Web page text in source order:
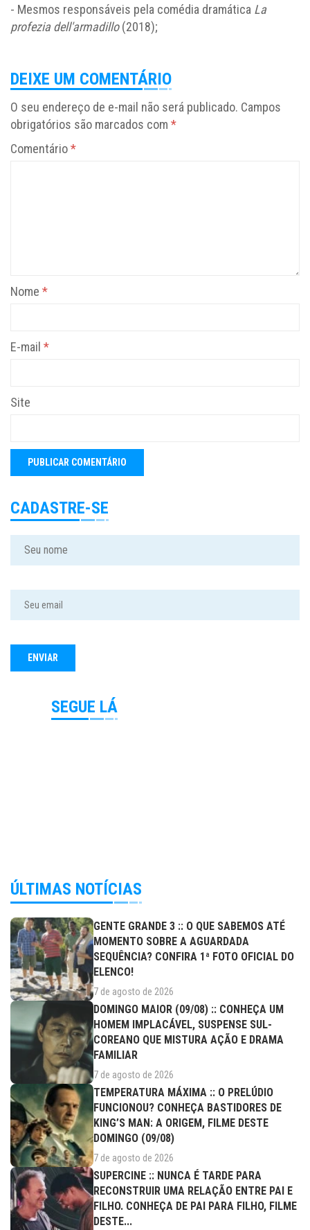
- Mesmos responsáveis pela comédia dramática La
profezia dell'armadillo(2018);
DEIXE UM COMENTÁRIO
O seu endereço de e-mail não será publicado. Campos
obrigatórios são marcados com *
Comentário*
Nome *
E-mail *
Site
CADASTRE-SE
SEGUE LÁ
ÚLTIMAS NOTÍCIAS
GENTE GRANDE 3 :: O QUE SABEMOS ATÉ
MOMENTO SOBRE A AGUARDADA
SEQUÊNCIA? CONFIRA 1ª FOTO OFICIAL DO
ELENCO!
7 de agosto de 2026
DOMINGO MAIOR (09/08) :: CONHEÇA UM
HOMEM IMPLACÁVEL, SUSPENSE SUL-
COREANO QUE MISTURA AÇÃO E DRAMA
FAMILIAR
7 de agosto de 2026
TEMPERATURA MÁXIMA :: O PRELÚDIO
FUNCIONOU? CONHEÇA BASTIDORES DE
KING’S MAN: A ORIGEM, FILME DESTE
DOMINGO (09/08)
7 de agosto de 2026
SUPERCINE :: NUNCA É TARDE PARA
RECONSTRUIR UMA RELAÇÃO ENTRE PAI E
FILHO. CONHEÇA DE PAI PARA FILHO, FILME
DESTE...